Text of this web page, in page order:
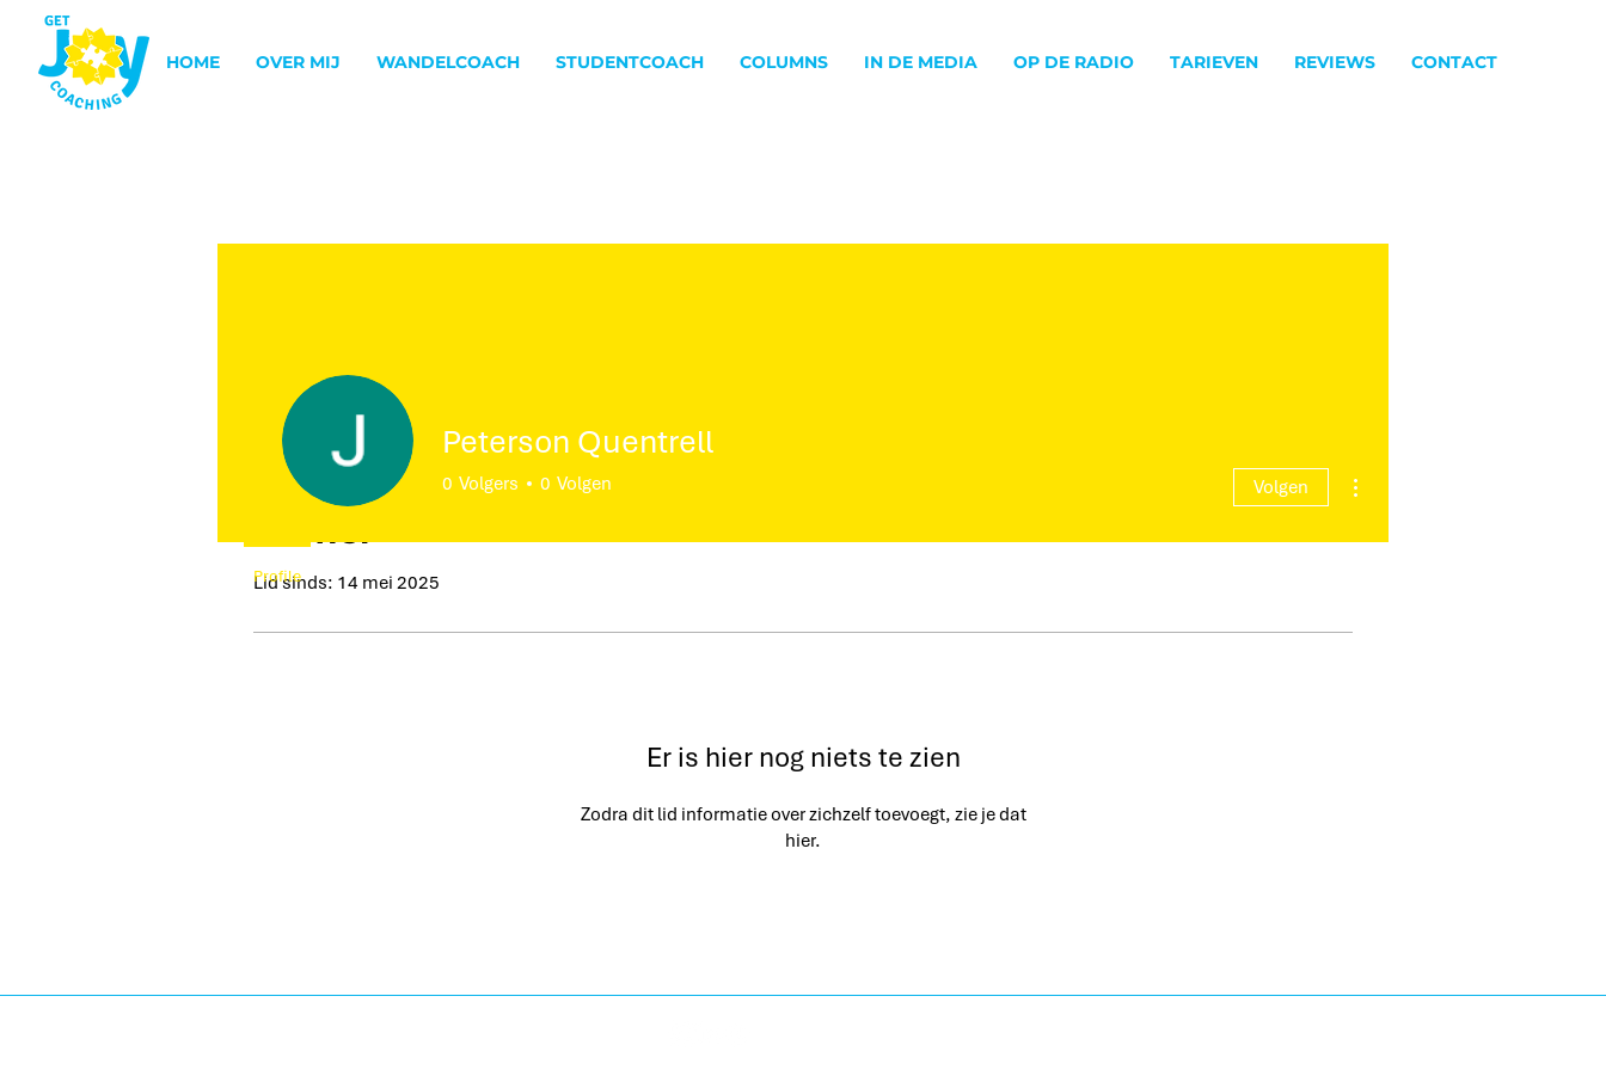
HOME OVER MIJ WANDELCOACH STUDENTCOACH COLUMNS IN DE MEDIA OP DE RADIO TARIEVEN REVIEWS CONTACT
Profiel
Lid sinds: 14 mei 2025
Er is hier nog niets te zien
Zodra dit lid informatie over zichzelf toevoegt, zie je dat
hier.
Peterson Quentrell
0 Volgers 0 Volgen Volgen
Profile